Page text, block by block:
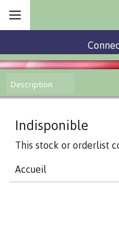
Description
Indisponible
This stock or orderlist
Accueil